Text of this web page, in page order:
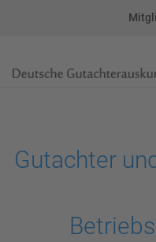
Gutachter